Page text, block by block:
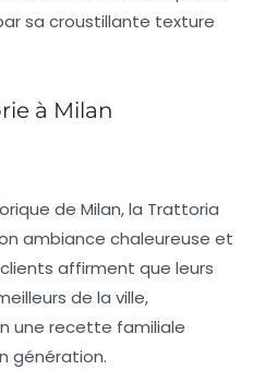
sa croustillante texture
à Milan
de Milan, la Trattoria
ambiance chaleureuse et
clients affirment que leurs
de la ville,
une recette familiale
génération.